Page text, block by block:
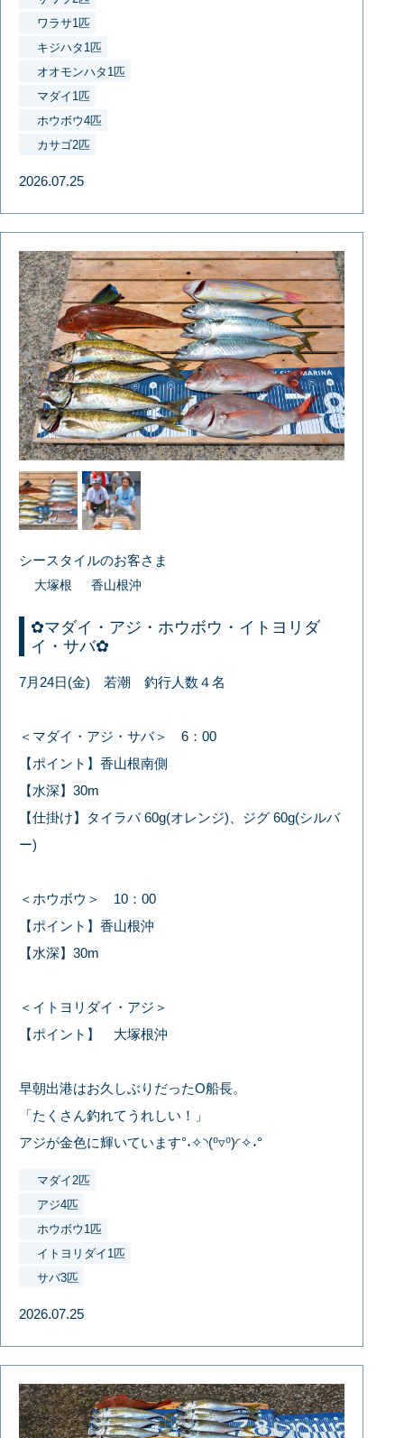
ワラサ1匹
キジハタ1匹
オオモンハタ1匹
マダイ1匹
ホウボウ4匹
カサゴ2匹
2026.07.25
シースタイルのお客さま
大塚根 香山根沖
✿マダイ・アジ・ホウボウ・イトヨリダ
イ・サバ✿
7月24日(金) 若潮 釣行人数４名
＜マダイ・アジ・サバ＞ 6：00
【ポイント】香山根南側
【水深】30m
【仕掛け】タイラバ 60g(オレンジ)、ジグ 60g(シルバ
ー)
＜ホウボウ＞ 10：00
【ポイント】香山根沖
【水深】30m
＜イトヨリダイ・アジ＞
【ポイント】 大塚根沖
早朝出港はお久しぶりだったO船長。
「たくさん釣れてうれしい！」
アジが金色に輝いています°˖✧◝(⁰▿⁰)◜✧˖°
マダイ2匹
アジ4匹
ホウボウ1匹
イトヨリダイ1匹
サバ3匹
2026.07.25